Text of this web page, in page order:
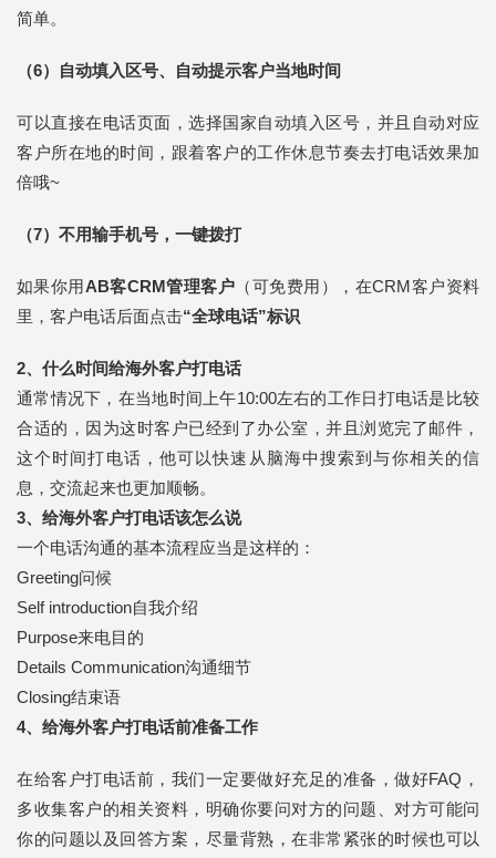
简单。
（6）自动填入区号、自动提示客户当地时间
可以直接在电话页面，选择国家自动填入区号，并且自动对应
客户所在地的时间，跟着客户的工作休息节奏去打电话效果加
倍哦~
（7）不用输手机号，一键拨打
如果你用AB客CRM管理客户 （可免费用），在CRM客户资料
里，客户电话后面点击“全球电话”标识
2、什么时间给海外客户打电话
通常情况下，在当地时间上午10:00左右的工作日打电话是比较
合适的，因为这时客户已经到了办公室，并且浏览完了邮件，
这个时间打电话，他可以快速从脑海中搜索到与你相关的信
息，交流起来也更加顺畅。
3、给海外客户打电话该怎么说
一个电话沟通的基本流程应当是这样的：
Greeting问候
Self introduction自我介绍
Purpose来电目的
Details Communication沟通细节
Closing结束语
4、给海外客户打电话前准备工作
在给客户打电话前，我们一定要做好充足的准备，做好FAQ，
多收集客户的相关资料，明确你要问对方的问题、对方可能问
你的问题以及回答方案，尽量背熟，在非常紧张的时候也可以